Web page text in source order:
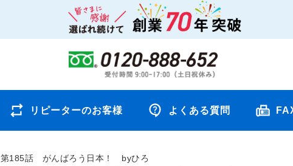
リピーターのお客様 よくある質問
第185話 がんばろう日本！ byひろ